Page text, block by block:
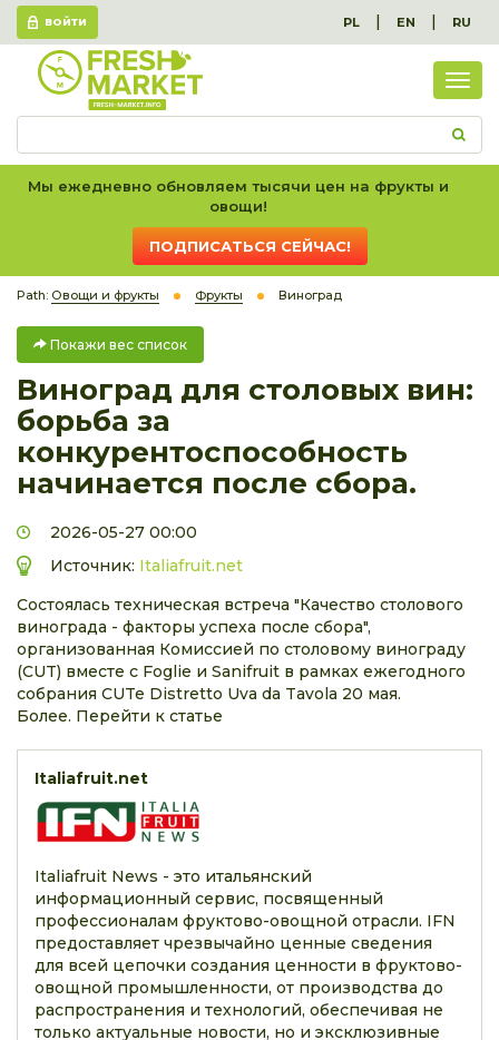
ВОЙТИ PL | EN | RU
вес
Мы ежедневно обновляем тысячи цен на фрукты и
овощи!
ПОДПИСАТЬСЯ СЕЙЧАС!
Path: Овощи и фрукты Фрукты Виноград
Покажи вес список
Виноград для столовых вин:
борьба за
конкурентоспособность
начинается после сбора.
2026-05-27 00:00
Источник: Italiafruit.net
Состоялась техническая встреча "Качество столового
винограда - факторы успеха после сбора",
организованная Комиссией по столовому винограду
(CUT) вместе с Foglie и Sanifruit в рамках ежегодного
собрания CUTe Distretto Uva da Tavola 20 мая.
Более. Перейти к статье
Italiafruit.net
Italiafruit News - это итальянский
информационный сервис, посвященный
профессионалам фруктово-овощной отрасли. IFN
предоставляет чрезвычайно ценные сведения
для всей цепочки создания ценности в фруктово-
овощной промышленности, от производства до
распространения и технологий, обеспечивая не
только актуальные новости, но и эксклюзивные